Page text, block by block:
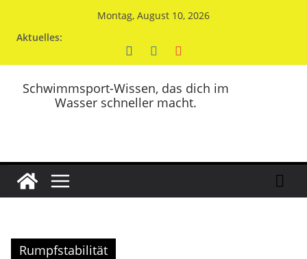
Montag, August 10, 2026
Aktuelles:
Schwimmsport-Wissen, das dich im
Wasser schneller macht.
Rumpfstabilität